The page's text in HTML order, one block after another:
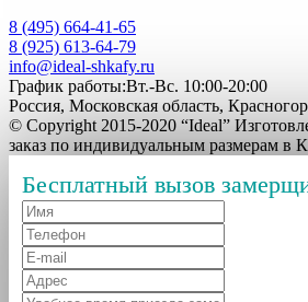
8 (495) 664-41-65
8 (925) 613-64-79
info@ideal-shkafy.ru
График работы:Вт.-Вс. 10:00-20:00
Россия, Московская область,
© Copyright 2015-2020 “Ideal”
заказ по индивидуальным размерам в
Бесплатный вызов